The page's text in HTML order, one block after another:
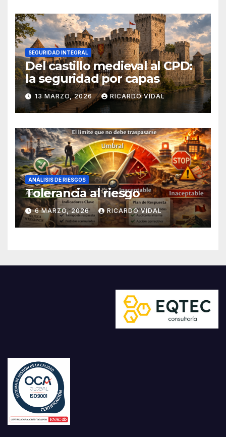
SEGURIDAD INTEGRAL
Del castillo medieval al CPD:
la seguridad por capas
13 MARZO, 2026 RICARDO VIDAL
ANÁLISIS DE RIESGOS
Tolerancia al riesgo
6 MARZO, 2026 RICARDO VIDAL